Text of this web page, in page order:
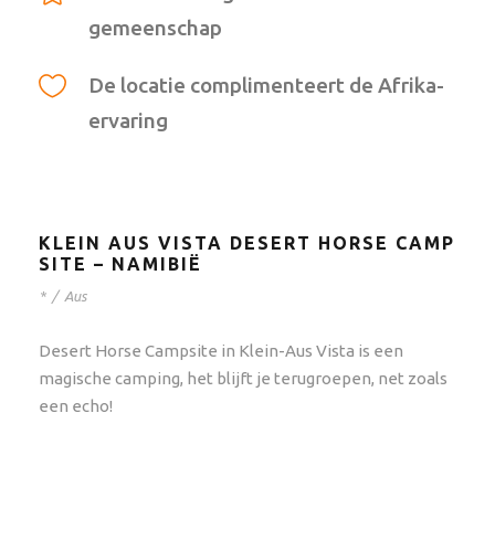
gemeenschap
De locatie complimenteert de Afrika-
ervaring
KLEIN AUS VISTA DESERT HORSE CAMP
SITE – NAMIBIË
* / Aus
Desert Horse Campsite in Klein-Aus Vista is een
magische camping, het blijft je terugroepen, net zoals
een echo!